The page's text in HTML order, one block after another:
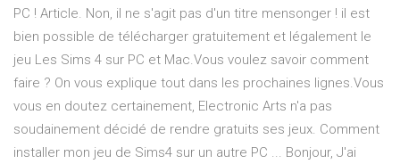
PC ! Article. Non, il ne s'agit pas d'un titre mensonger ! il est
bien possible de télécharger gratuitement et légalement le
jeu Les Sims 4 sur PC et Mac.Vous voulez savoir comment
faire ? On vous explique tout dans les prochaines lignes.Vous
vous en doutez certainement, Electronic Arts n'a pas
soudainement décidé de rendre gratuits ses jeux. Comment
installer mon jeu de Sims4 sur un autre PC ... Bonjour, J'ai